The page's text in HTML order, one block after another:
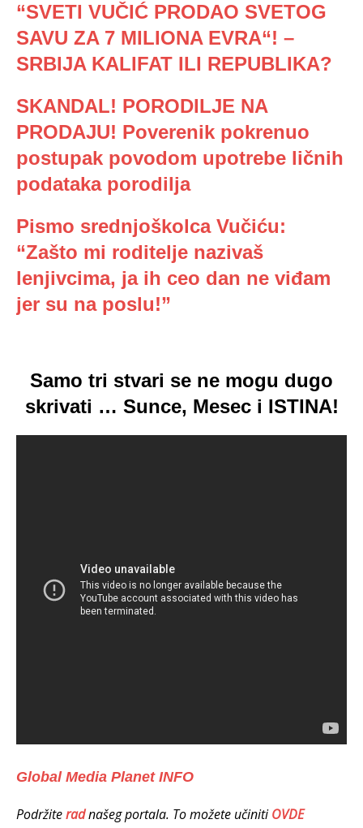
“SVETI VUČIĆ PRODAO SVETOG
SAVU ZA 7 MILIONA EVRA“! –
SRBIJA KALIFAT ILI REPUBLIKA?
SKANDAL! PORODILJE NA
PRODAJU! Poverenik pokrenuo
postupak povodom upotrebe ličnih
podataka porodilja
Pismo srednjoškolca Vučiću:
“Zašto mi roditelje nazivaš
lenjivcima, ja ih ceo dan ne viđam
jer su na poslu!”
Samo tri stvari se ne mogu dugo
skrivati … Sunce, Mesec i ISTINA!
Global Media Planet INFO
Podržiteradnašeg portala. To možete učinitiOVDE